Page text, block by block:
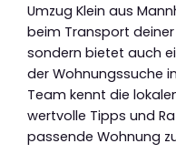
Umzug Klein aus
beim Transport
sondern bietet auch
der Wohnungssuche
Team kennt die
wertvolle Tipps und
passende Wohnung